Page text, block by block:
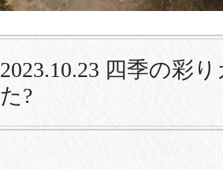
2023.10.23 四季の彩
た?